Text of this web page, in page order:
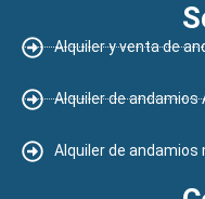
Alquiler y venta de
Alquiler de andamios
Alquiler de